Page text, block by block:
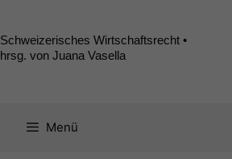
Schweizerisches Wirtschaftsrecht •
hrsg. von Juana Vasella
Menü